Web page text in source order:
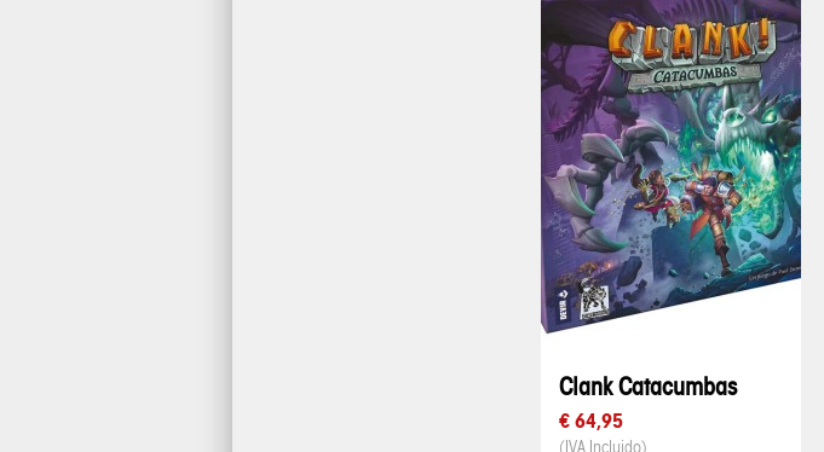
Clank Catacumbas
€ 64,95
(IVA Incluido)